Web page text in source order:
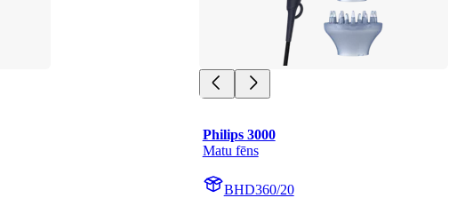
Philips 3000
Matu fēns
BHD360/20